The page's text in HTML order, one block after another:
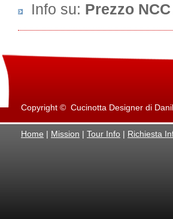
Info su: Prezzo
Copyright © Cucinotta Designer di
Home | Mission | Tour Info | Richiesta